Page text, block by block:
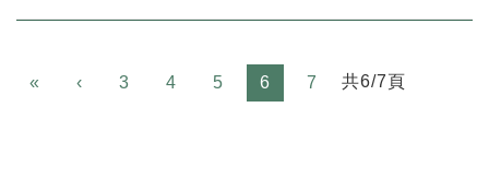
« Previous
‹ 3 4 5 6 7 共6/7頁